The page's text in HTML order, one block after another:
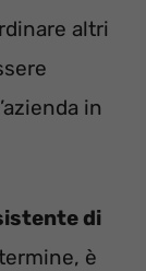
altri
in
di
è